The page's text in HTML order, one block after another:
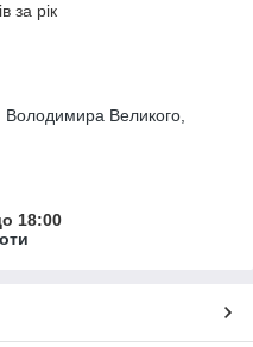
за рік
Великого,
18:00